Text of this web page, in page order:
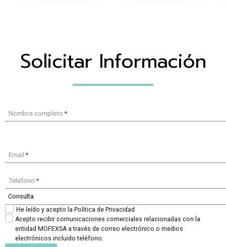
Solicitar Información
Nombre completo*
Email*
Teléfono*
He leído y acepto la Política de Privacidad
Acepto recibir comunicaciones comerciales relacionadas con la
entidad MOFEXSA a través de correo electrónico o medios
electrónicos incluido teléfono.